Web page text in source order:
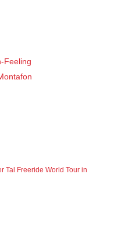
Feeling
Tal Freeride World Tour in